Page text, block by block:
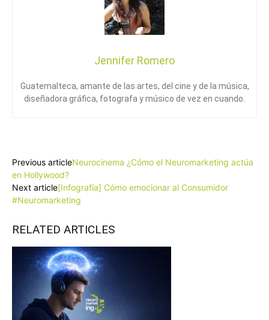
Jennifer Romero
Guatemalteca, amante de las artes, del cine y de la música,
diseñadora gráfica, fotografa y músico de vez en cuando.
Previous articleNeurocinema ¿Cómo el Neuromarketing actúa
en Hollywood?
Next article[Infografía] Cómo emocionar al Consumidor
#Neuromarketing
RELATED ARTICLES